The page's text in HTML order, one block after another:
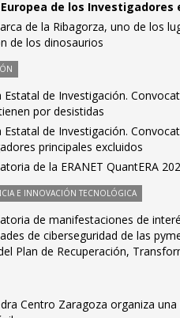
de los Investigadores
de la Ribagorza, uno de los
de los dinosaurios
Estatal de Investigación.
por desistidas
Estatal de Investigación.
principales excluidos
de la ERANET QuantERA
E INNOVACIÓN TECNOLÓGICA
de manifestaciones de
de ciberseguridad de las
Plan de Recuperación,
Centro Zaragoza organiza